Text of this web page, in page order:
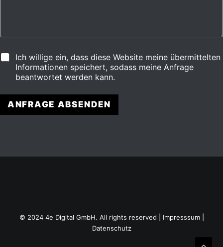
E
i
l
Ich willige ein, dass diese Website meine übermittelten
Informationen speichert, sodass meine Anfrage
beantwortet werden kann.
ANFRAGE ABSENDEN
© 2024 4e Digital GmbH. All rights reserved | Impresssum
Datenschutz